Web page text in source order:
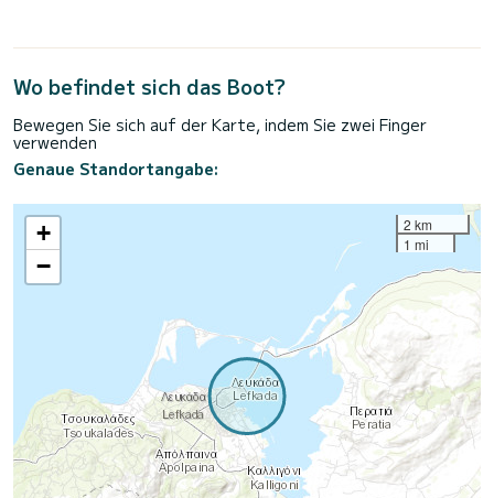
Wo befindet sich das Boot?
Bewegen Sie sich auf der Karte, indem Sie zwei Finger
verwenden
Genaue Standortangabe:
+
−
2 km
1 mi